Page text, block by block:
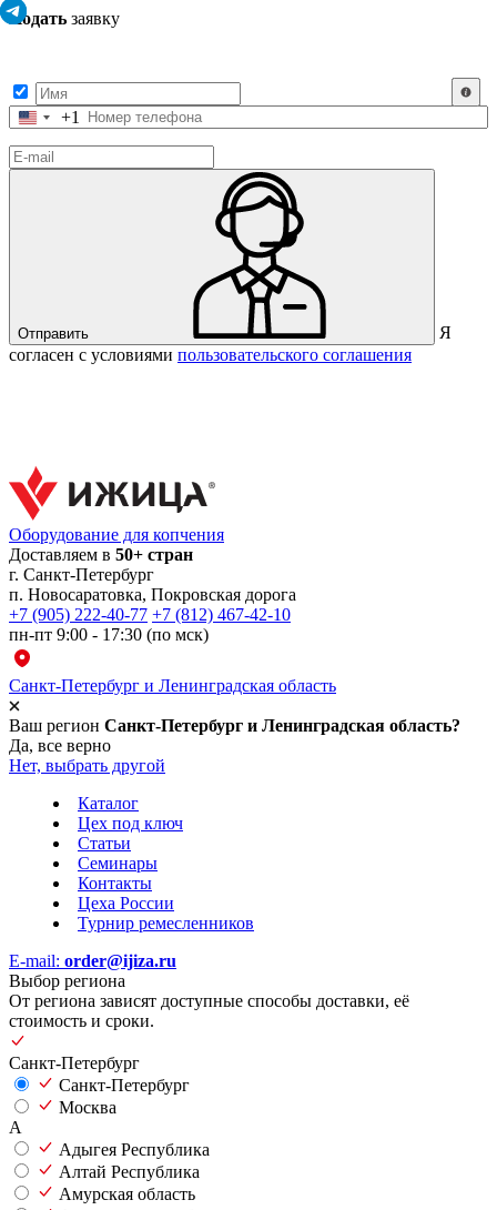
Подать заявку
Соединенные
+1
+1
Отправить
Я
согласен с условиями пользовательского соглашения
Санкт-Петербург и Ленинградская область
Ваш регион Санкт-Петербург и Ленинградская область?
Да, все верно
Нет, выбрать другой
Оборудование для копчения
Доставляем в 50+ стран
г. Санкт-Петербург
п. Новосаратовка, Покровская дорога
+7 (905) 222-40-77 +7 (812) 467-42-10
пн-пт 9:00 - 17:30 (по мск)
Каталог
Цех под ключ
Статьи
Семинары
Контакты
Цеха России
Турнир ремесленников
E-mail: order@ijiza.ru
Выбор региона
От региона зависят доступные способы доставки, её
стоимость и сроки.
Санкт-Петербург
Санкт-Петербург
Москва
А
Адыгея Республика
Алтай Республика
Амурская область